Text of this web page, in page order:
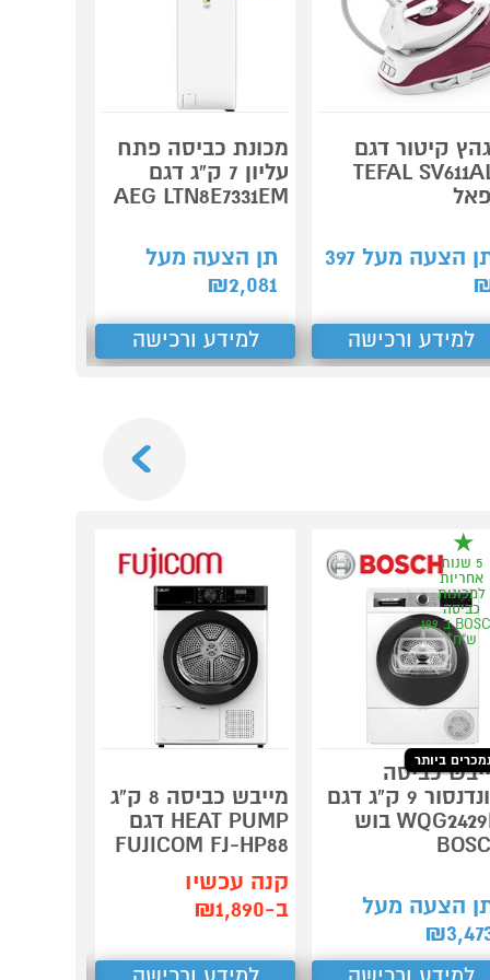
קיטור דגם
TEFAL
הצעה מעל397
למידע ורכישה
מכונת כביסה פתח
עליון 7 ק"ג דגם
AEG LTN8E7331EM
תן הצעה מעל
2,081
₪
למידע ורכישה
5 שנות
אחריות
למכונות
כביסה
BOSCH ב 199
ש"ח*
ביותר
כביסה
קונדנסור 9 ק"ג דגם
WQG2429IL בוש
הצעה מעל
₪
מייבש כביסה 8 ק"ג
HEAT PUMP דגם
FUJICOM FJ-HP88
קנה עכשיו
ב-₪1,890